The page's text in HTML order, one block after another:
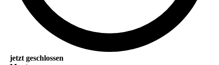
jetzt geschlossen